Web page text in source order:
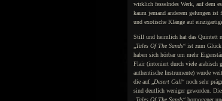
wirklich fesselndes Werk, auf dem
kaum jemand anderem gelungen
und exotische Klänge auf
Still und heimlich hat das Quintett
Tales Of The Sands“ ist zum
haben sich hörbar um mehr
Flair (intoniert durch viele arabisch
authentische Instrumente) wurde
die auf „ Desert Call“ noch sehr
sind deutlich weniger geworden.
Tales Of The Sands“ homogener